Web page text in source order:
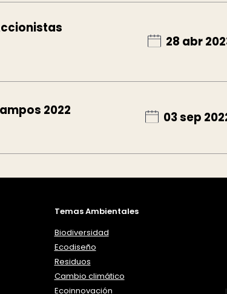
28 abr
2022 03 sep
Temas Ambientales
Biodiversidad
Ecodiseño
Residuos
Cambio climático
Ecoinnovación